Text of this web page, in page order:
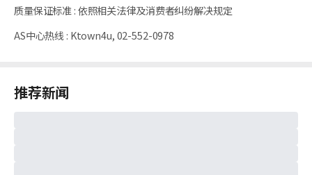
质量保证标准:依照相关法律及消费者纠纷解决规定
AS中心热线: Ktown4u, 02-552-0978
推荐新闻